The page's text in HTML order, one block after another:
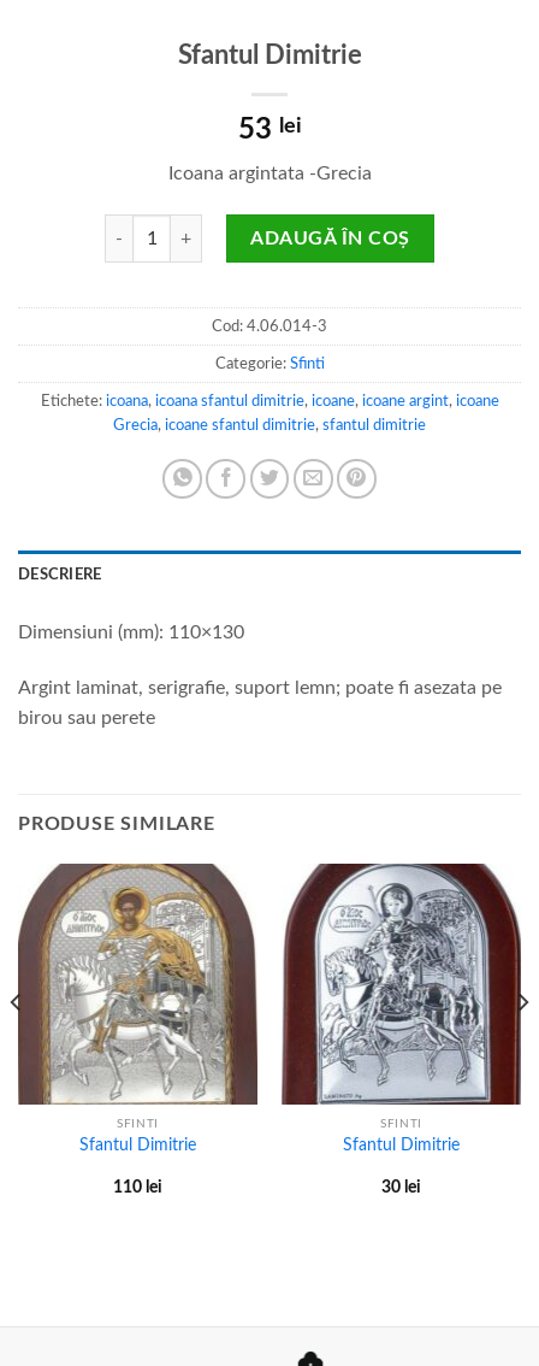
Sfantul Dimitrie
53 lei
Icoana argintata -Grecia
Cantitate Sfantul Dimitrie
ADAUGĂ ÎN COȘ
Cod: 4.06.014-3
Categorie: Sfinti
Etichete: icoana, icoana sfantul dimitrie, icoane, icoane argint, icoane
Grecia, icoane sfantul dimitrie, sfantul dimitrie
DESCRIERE
Dimensiuni (mm): 110×130
Argint laminat, serigrafie, suport lemn; poate fi asezata pe
birou sau perete
PRODUSE SIMILARE
SFINTI
Sfantul Dimitrie
110 lei
SFINTI
Sfantul Dimitrie
30 lei